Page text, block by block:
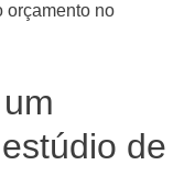
orçamento no
de